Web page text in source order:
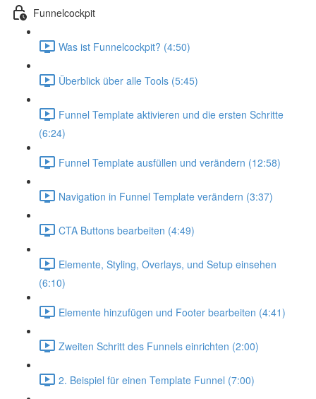
Funnelcockpit
Was ist Funnelcockpit? (4:50)
Überblick über alle Tools (5:45)
Funnel Template aktivieren und die ersten Schritte
(6:24)
Funnel Template ausfüllen und verändern (12:58)
Navigation in Funnel Template verändern (3:37)
CTA Buttons bearbeiten (4:49)
Elemente, Styling, Overlays, und Setup einsehen
(6:10)
Elemente hinzufügen und Footer bearbeiten (4:41)
Zweiten Schritt des Funnels einrichten (2:00)
2. Beispiel für einen Template Funnel (7:00)